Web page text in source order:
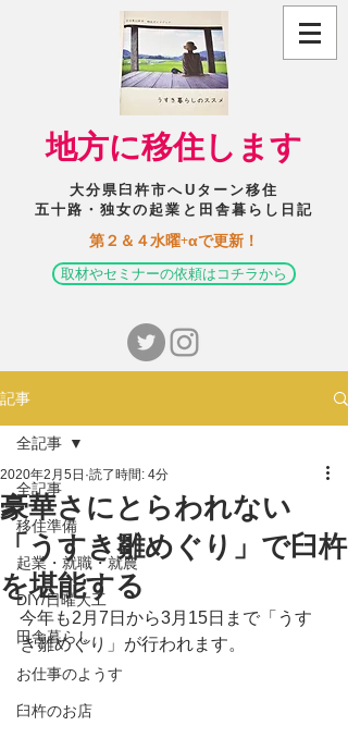
​地方に移住します
大分県臼杵市へUターン移住
五十路・独女の起業と田舎暮らし日記
​第２＆４水曜+αで更新！
取材やセミナーの依頼はコチラから
記事
全記事
移住準備
起業・就職・就農
DIY/日曜大工
田舎暮らし
お仕事のようす
臼杵のお店
全記事
豪華さにとらわれない
「うすき雛めぐり」で臼杵
を堪能する
2020年2月5日 読了時間: 4分
今年も2月7日から3月15日まで「うす
き雛めぐり」が行われます。